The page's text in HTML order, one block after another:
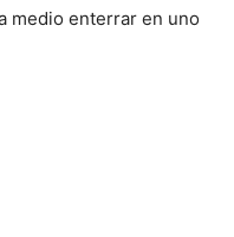
medio enterrar en uno